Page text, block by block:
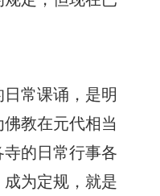
常课诵，是明
教在元代相当
的日常行事各
为定规，就是